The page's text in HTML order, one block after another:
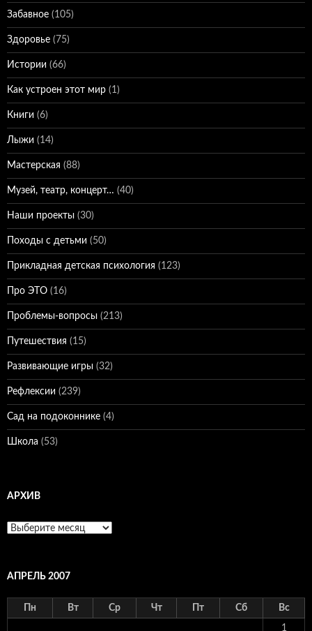
Забавное (105)
Здоровье (75)
Истории (66)
Как устроен этот мир (1)
Книги (6)
Лыжи (14)
Мастерская (88)
Музей, театр, концерт… (40)
Наши проекты (30)
Походы с детьми (50)
Прикладная детская психология (123)
Про ЭТО (16)
Проблемы-вопросы (213)
Путешествия (15)
Развивающие игры (32)
Рефлексии (239)
Сад на подоконнике (4)
Школа (53)
АРХИВ
Архив
АПРЕЛЬ 2007
Пн Вт Ср Чт Пт Сб Вс
1